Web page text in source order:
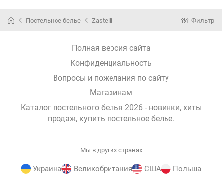
Гілки Жатка
Берберрі
Постельное белье Zastelli Фильтр
Полная версия сайта
Конфиденциальность
Вопросы и пожелания по сайту
Магазинам
Каталог постельного белья 2026 - новинки, хиты
продаж, купить постельное белье.
Мы в других странах
Украина Великобритания США Польша